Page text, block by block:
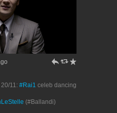
h J R
20/11: #Rai1 celeb dancing
(#Ballandi)